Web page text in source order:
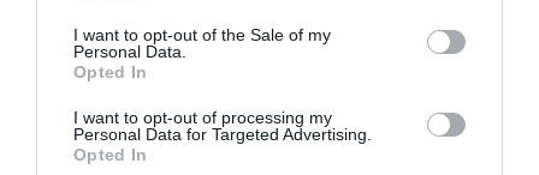
I want to opt-out of the Sale of my
Personal Data.
Opted In
I want to opt-out of processing my
Personal Data for Targeted Advertising.
Opted In
Matías Piñeiro, enamorado de
Shakespeare